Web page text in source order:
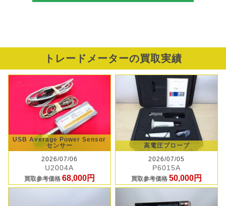
トレードメーターの買取実績
USB Average Power Sensor
センサー
2026/07/06
U2004A
買取参考価格 68,000円
高電圧プローブ
2026/07/05
P6015A
買取参考価格50,000円